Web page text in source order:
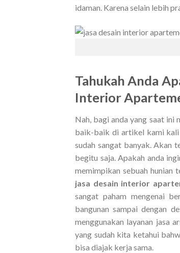
idaman. Karena selain lebih
Tahukah Anda
Interior
Nah, bagi anda yang saat ini
baik-baik di artikel kami kali
sudah sangat banyak. Akan
begitu saja. Apakah anda
memimpikan sebuah hunian
jasa desain interior
sangat paham mengenai
bangunan sampai dengan
menggunakan layanan jasa
yang sudah kita ketahui
bisa diajak kerja sama.